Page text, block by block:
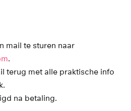
mail te sturen naar
.
terug met alle praktische info
na betaling.